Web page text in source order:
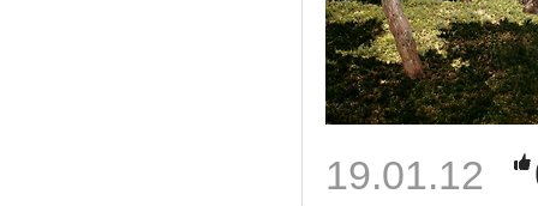
19.01.12